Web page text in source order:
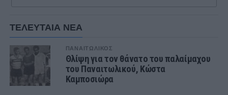
ΤΕΛΕΥΤΑΙΑ ΝΕΑ
ΠΑΝΑΙΤΩΛΙΚΟΣ
Θλίψη για τον θάνατο του παλαίμαχου
του Παναιτωλικού, Κώστα
Καμποσιώρα